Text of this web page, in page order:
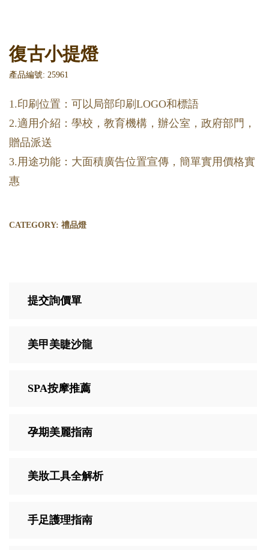
復古小提燈
產品編號: 25961
1.印刷位置：可以局部印刷LOGO和標語
2.適用介紹：學校，教育機構，辦公室，政府部門，
贈品派送
3.用途功能：大面積廣告位置宣傳，簡單實用價格實
惠
CATEGORY: 禮品燈
提交詢價單
美甲美睫沙龍
SPA按摩推薦
孕期美麗指南
美妝工具全解析
手足護理指南